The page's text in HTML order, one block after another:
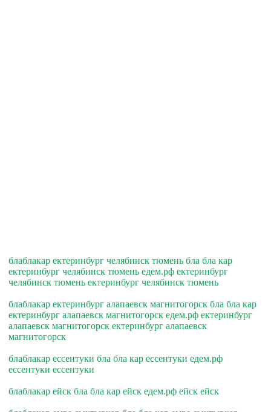
блаблакар ектеринбург челябинск тюмень бла бла кар
ектеринбург челябинск тюмень едем.рф ектеринбург
челябинск тюмень ектеринбург челябинск тюмень
блаблакар ектеринбург алапаевск магнитогорск бла бла кар
ектеринбург алапаевск магнитогорск едем.рф ектеринбург
алапаевск магнитогорск ектеринбург алапаевск
магнитогорск
блаблакар ессентуки бла бла кар ессентуки едем.рф
ессентуки ессентуки
блаблакар ейск бла бла кар ейск едем.рф ейск ейск